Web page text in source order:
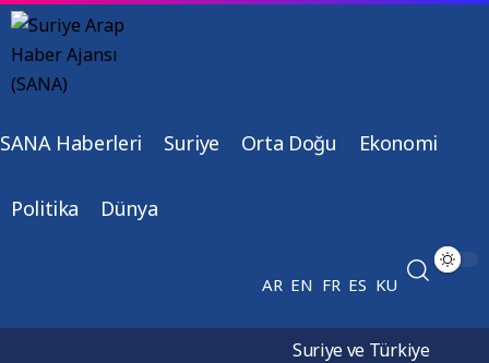
SANA Haberleri Suriye Orta Doğu Ekonomi
Politika Dünya
AR EN FR ES KU
Suriye ve Türkiye